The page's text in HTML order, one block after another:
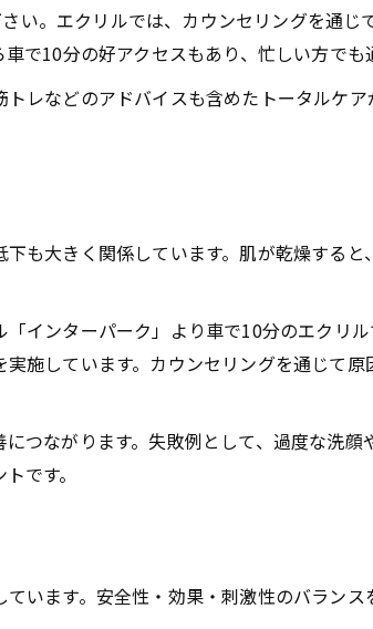
見極め方とは
き三つの要素
を徹底解説
新提案を紹介
域開発の工夫
自の価値とは
由を解説
方と乾燥肌対策
カーの選び方
力を解説
い。エクリルでは、カウンセリングを通じ
10分の好アクセスもあり、忙しい方でも
レなどのアドバイスも含めたトータルケ
も大きく関係しています。肌が乾燥する
インターパーク」より車で10分のエクリ
施しています。カウンセリングを通じて
つながります。失敗例として、過度な洗顔
です。
います。安全性・効果・刺激性のバランス